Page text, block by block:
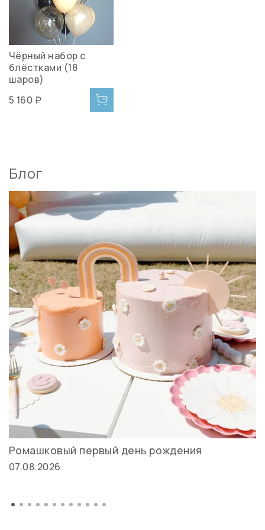
Чёрный набор с
блёстками (18
шаров)
5 160 ₽
Блог
Ромашковый первый день рождения
07.08.2026